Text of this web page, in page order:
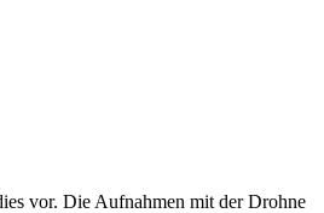
vor. Die Aufnahmen mit der Drohne